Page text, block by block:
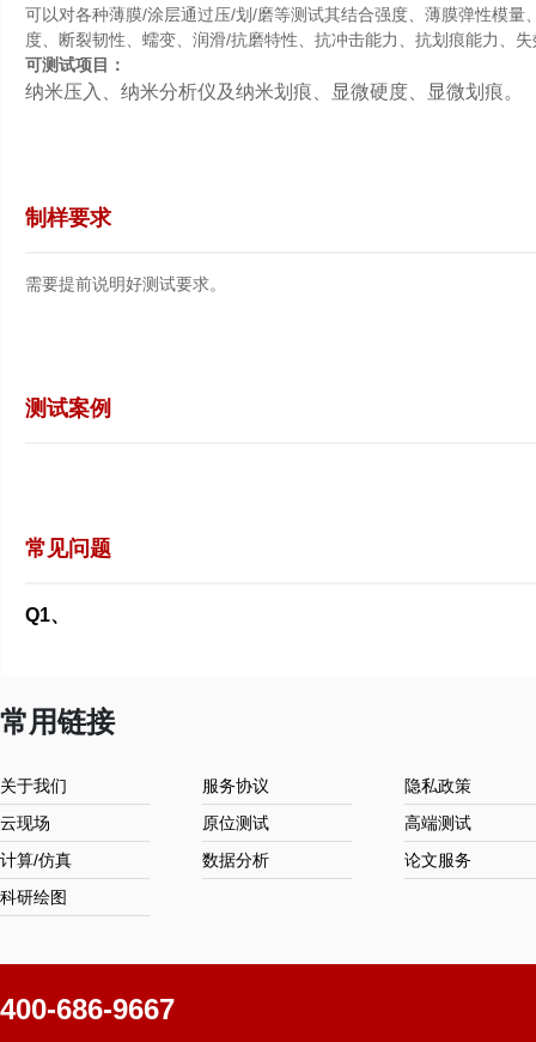
可以对各种薄膜/涂层通过压/划 /磨等测试其结合强度、薄膜弹性模量
度、断裂韧性、蠕变、润滑/抗磨特性、抗冲击能力、抗划痕能力、
可测试项目：
纳米压入、纳米分析仪及纳米划痕、显微硬度、显微划痕。
制样要求
需要提前说明好测试要求。
测试案例
常见问题
Q1、
常用链接
关于我们 服务协议
隐私政策
云现场
原位测试
高端测试
计算/仿真
数据分析
论文服务
科研绘图
400-686-9667